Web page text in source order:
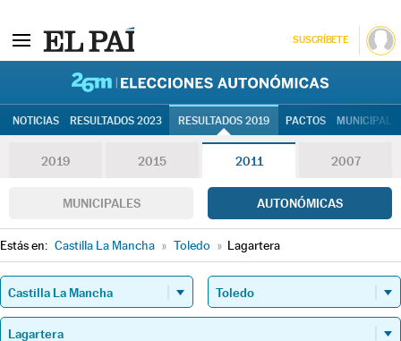
SUSCRÍBETE
NOTICIAS RESULTADOS 2023 RESULTADOS 2019 PACTOS
2019 2015 2011 2007
MUNICIPALES AUTONÓMICAS
Estás en: Castilla La Mancha » Toledo » Lagartera